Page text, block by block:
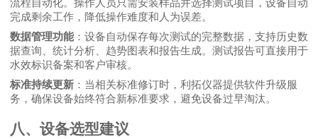
流程自动化。操作人员只需安装样品并选择测试项目，设备自动
完成剩余工作，降低操作难度和人为误差。
数据管理功能 ：设备自动保存每次测试的完整数据，支持历史数
据查询、统计分析、趋势图表和报告生成。测试报告可直接用于
水效标识备案和客户审核。
标准持续更新 ：当相关标准修订时，利拓仪器提供软件升级服
务，确保设备始终符合新标准要求，避免设备过早淘汰。
八、设备选型建议